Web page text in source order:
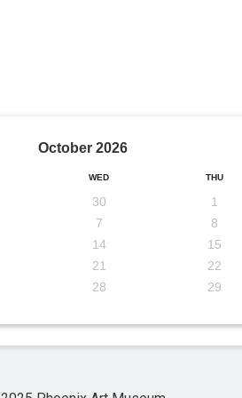
October 2026
WED THU
30 1
7 8
14 15
21 22
28 29